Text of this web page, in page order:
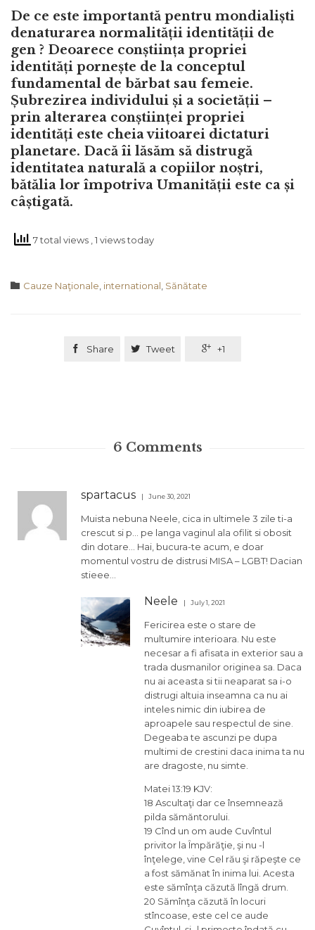
De ce este importantă pentru mondialiști
denaturarea normalității identității de
gen ? Deoarece conștiința propriei
identități pornește de la conceptul
fundamental de bărbat sau femeie.
Șubrezirea individului și a societății –
prin alterarea conștiinței propriei
identități este cheia viitoarei dictaturi
planetare. Dacă îi lăsăm să distrugă
identitatea naturală a copiilor noștri,
bătălia lor împotriva Umanității este ca și
câștigată.
7 total views , 1 views today
 Category
Cauze Naţionale international Sănătate
 Share  Tweet  +1
6 Comments
spartacus June 30, 2021
Muista nebuna Neele, cica in ultimele 3 zile ti-a
crescut si p… pe langa vaginul ala ofilit si obosit
din dotare… Hai, bucura-te acum, e doar
momentul vostru de distrusi MISA – LGBT! Dacian
stieee…
Neele July 1, 2021
Fericirea este o stare de
multumire interioara. Nu este
necesar a fi afisata in exterior sau a
trada dusmanilor originea sa. Daca
nu ai aceasta si tii neaparat sa i-o
distrugi altuia inseamna ca nu ai
inteles nimic din iubirea de
aproapele sau respectul de sine.
Degeaba te ascunzi pe dupa
multimi de crestini daca inima ta nu
are dragoste, nu simte.
Matei 13:19 KJV:
18 Ascultaţi dar ce însemnează
pilda sămăntorului.
19 Cînd un om aude Cuvîntul
privitor la Împărăţie, şi nu -l
înţelege, vine Cel rău şi răpeşte ce
a fost sămănat în inima lui. Acesta
este sămînţa căzută lîngă drum.
20 Sămînţa căzută în locuri
stîncoase, este cel ce aude